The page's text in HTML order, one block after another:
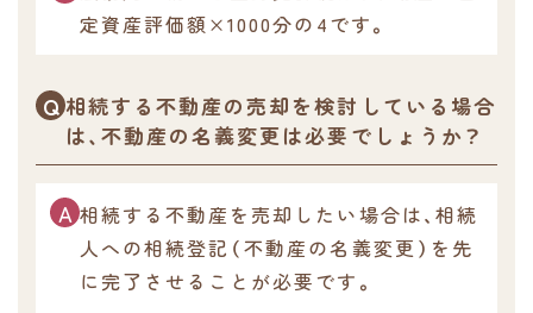
定資産評価額×1000分の4です。
相続する不動産の売却を検討している場合
は、不動産の名義変更は必要でしょうか？
相続する不動産を売却したい場合は、相続
人への相続登記（不動産の名義変更）を先
に完了させることが必要です。